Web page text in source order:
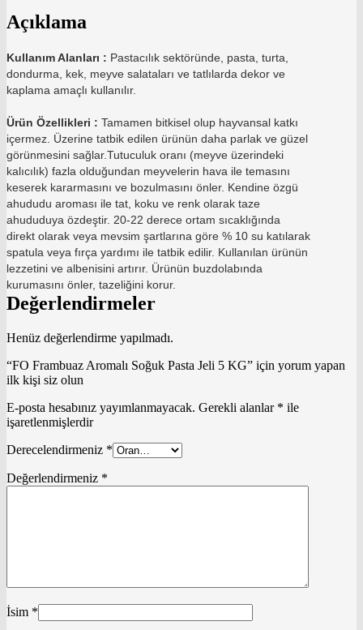
Açıklama
Kullanım Alanları : Pastacılık sektöründe, pasta, turta,
dondurma, kek, meyve salataları ve tatlılarda dekor ve
kaplama amaçlı kullanılır.
Ürün Özellikleri : Tamamen bitkisel olup hayvansal katkı
içermez. Üzerine tatbik edilen ürünün daha parlak ve güzel
görünmesini sağlar.Tutuculuk oranı (meyve üzerindeki
kalıcılık) fazla olduğundan meyvelerin hava ile temasını
keserek kararmasını ve bozulmasını önler. Kendine özgü
ahududu aroması ile tat, koku ve renk olarak taze
ahududuya özdeştir. 20-22 derece ortam sıcaklığında
direkt olarak veya mevsim şartlarına göre % 10 su katılarak
spatula veya fırça yardımı ile tatbik edilir. Kullanılan ürünün
lezzetini ve albenisini artırır. Ürünün buzdolabında
kurumasını önler, tazeliğini korur.
Değerlendirmeler
Henüz değerlendirme yapılmadı.
“FO Frambuaz Aromalı Soğuk Pasta Jeli 5 KG” için yorum yapan
ilk kişi siz olun
E-posta hesabınız yayımlanmayacak. Gerekli alanlar * ile
işaretlenmişlerdir
Derecelendirmeniz *
Değerlendirmeniz *
İsim *